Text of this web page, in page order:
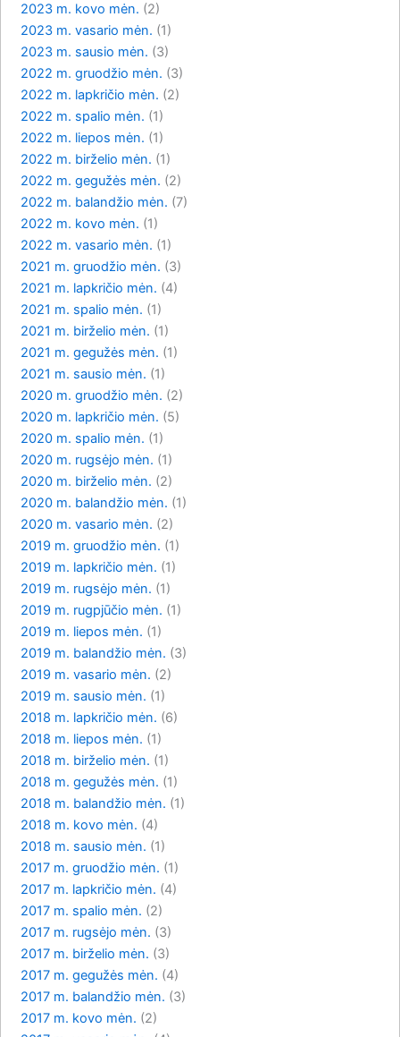
2023 m. kovo mėn. (2)
2023 m. vasario mėn. (1)
2023 m. sausio mėn. (3)
2022 m. gruodžio mėn. (3)
2022 m. lapkričio mėn. (2)
2022 m. spalio mėn. (1)
2022 m. liepos mėn. (1)
2022 m. birželio mėn. (1)
2022 m. gegužės mėn. (2)
2022 m. balandžio mėn. (7)
2022 m. kovo mėn. (1)
2022 m. vasario mėn. (1)
2021 m. gruodžio mėn. (3)
2021 m. lapkričio mėn. (4)
2021 m. spalio mėn. (1)
2021 m. birželio mėn. (1)
2021 m. gegužės mėn. (1)
2021 m. sausio mėn. (1)
2020 m. gruodžio mėn. (2)
2020 m. lapkričio mėn. (5)
2020 m. spalio mėn. (1)
2020 m. rugsėjo mėn. (1)
2020 m. birželio mėn. (2)
2020 m. balandžio mėn. (1)
2020 m. vasario mėn. (2)
2019 m. gruodžio mėn. (1)
2019 m. lapkričio mėn. (1)
2019 m. rugsėjo mėn. (1)
2019 m. rugpjūčio mėn. (1)
2019 m. liepos mėn. (1)
2019 m. balandžio mėn. (3)
2019 m. vasario mėn. (2)
2019 m. sausio mėn. (1)
2018 m. lapkričio mėn. (6)
2018 m. liepos mėn. (1)
2018 m. birželio mėn. (1)
2018 m. gegužės mėn. (1)
2018 m. balandžio mėn. (1)
2018 m. kovo mėn. (4)
2018 m. sausio mėn. (1)
2017 m. gruodžio mėn. (1)
2017 m. lapkričio mėn. (4)
2017 m. spalio mėn. (2)
2017 m. rugsėjo mėn. (3)
2017 m. birželio mėn. (3)
2017 m. gegužės mėn. (4)
2017 m. balandžio mėn. (3)
2017 m. kovo mėn. (2)